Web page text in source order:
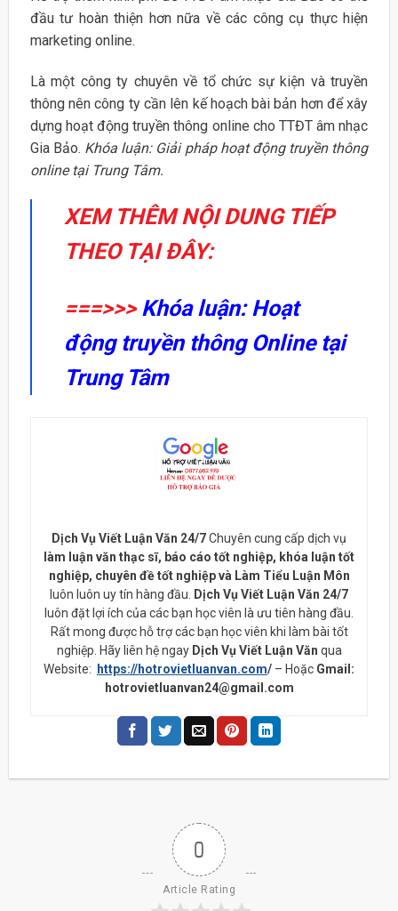
đầu tư hoàn thiện hơn nữa về các công cụ thực hiện
marketing online.
Là một công ty chuyên về tổ chức sự kiện và truyền
thông nên công ty cần lên kế hoạch bài bản hơn để xây
dựng hoạt động truyền thông online cho TTĐT âm nhạc
Gia Bảo. Khóa luận: Giải pháp hoạt động truyền thông
online tại Trung Tâm.
XEM THÊM NỘI DUNG TIẾP
THEO TẠI ĐÂY:
===>>>Khóa luận: Hoạt
động truyền thông Online tại
Trung Tâm
Dịch Vụ Viết Luận Văn 24/7Chuyên cung cấp dịch vụ
làm luận văn thạc sĩ, báo cáo tốt nghiệp, khóa luận tốt
nghiệp, chuyên đề tốt nghiệp và Làm Tiểu Luận Môn
luôn luôn uy tín hàng đầu. Dịch Vụ Viết Luận Văn 24/7
luôn đặt lợi ích của các bạn học viên là ưu tiên hàng đầu.
Rất mong được hỗ trợ các bạn học viên khi làm bài tốt
nghiệp. Hãy liên hệ ngay Dịch Vụ Viết Luận Văn qua
Website: https://hotrovietluanvan.com/ – Hoặc Gmail:
hotrovietluanvan24@gmail.com
0
Article Rating